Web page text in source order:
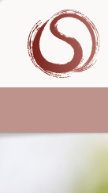
WIE BEN IK?